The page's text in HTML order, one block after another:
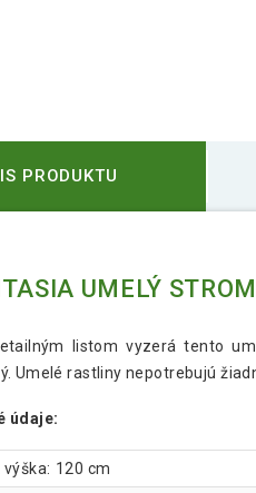
PRODUKTU
UMELÝ
listom vyzerá tento
Umelé rastliny nepotrebujú
údaje:
120 cm